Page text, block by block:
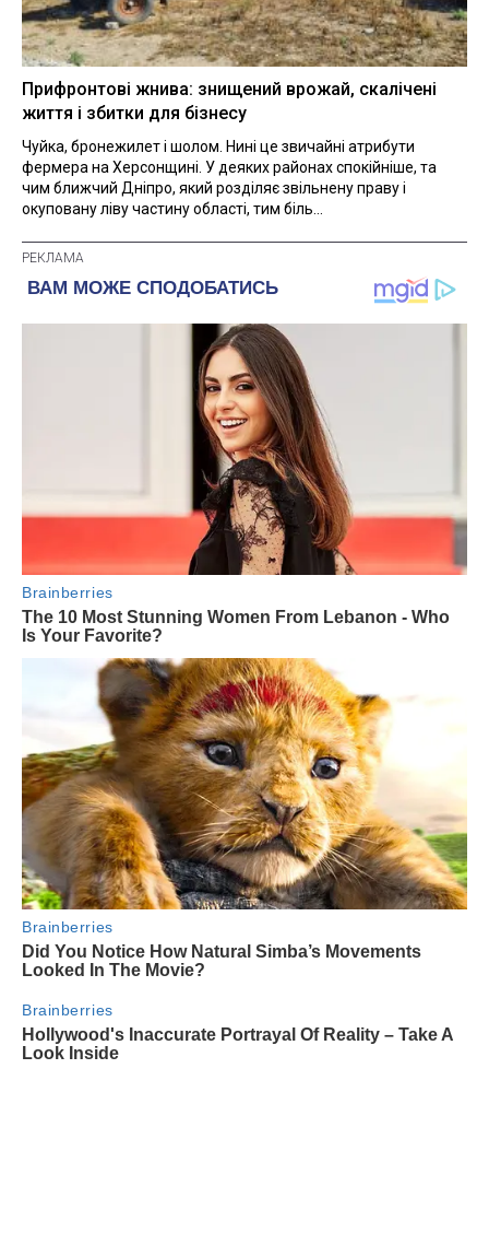
Прифронтові жнива: знищений врожай, скалічені
життя і збитки для бізнесу
Чуйка, бронежилет і шолом. Нині це звичайні атрибути
фермера на Херсонщині. У деяких районах спокійніше, та
чим ближчий Дніпро, який розділяє звільнену праву і
окуповану ліву частину області, тим біль...